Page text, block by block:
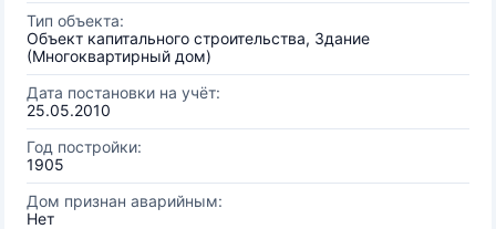
Тип объекта:
Объект капитального строительства, Здание
(Многоквартирный дом)
Дата постановки на учёт:
25.05.2010
Год постройки:
1905
Дом признан аварийным:
Нет